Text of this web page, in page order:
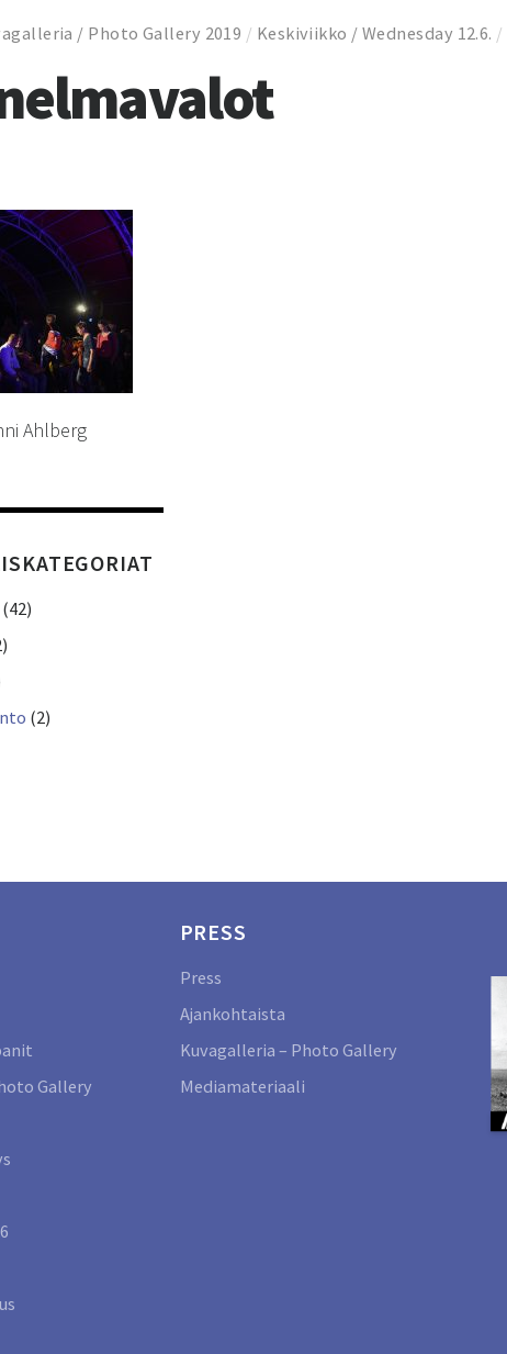
/ Photo Gallery 2019 / Keskiviikko / Wednesday 12.6. /
Ahlberg
(42)
(2)
Gallery
PRESS
Press
Ajankohtaista
Kuvagalleria – Photo Gallery
Mediamateriaali